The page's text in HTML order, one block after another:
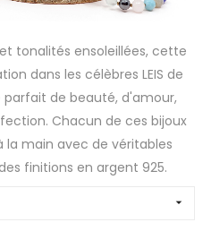
tonalités ensoleillées, cette
dans les célèbres LEIS de
parfait de beauté, d'amour,
Chacun de ces bijoux
la main avec de véritables
finitions en argent 925.
